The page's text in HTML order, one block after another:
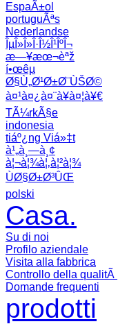
EspaÃ±ol
portuguÃªs
Nederlandse
ÎµÎ»Î»Î·Î½Î¹ÎºÎ¬
æ—¥æœ¬èªž
í•œêµ­
Ø§Ù„Ø¹Ø±Ø¨ÙŠØ©
à¤¹à¤¿à¤¨à¥à¤¦à¥€
TÃ¼rkÃ§e
indonesia
tiáº¿ng Viá»‡t
à¹„à¸—à¸¢
à¦¬à¦¾à¦‚à¦²à¦¾
ÙØ§Ø±Ø³ÛŒ
polski
Casa.
Su di noi
Profilo aziendale
Visita alla fabbrica
Controllo della qualitÃ
Domande frequenti
prodotti